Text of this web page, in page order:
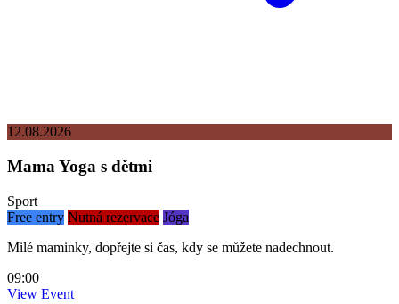
12.08.2026
Mama Yoga s dětmi
Sport
Free entry Nutná rezervace Jóga
Milé maminky, dopřejte si čas, kdy se můžete nadechnout.
09:00
View Event